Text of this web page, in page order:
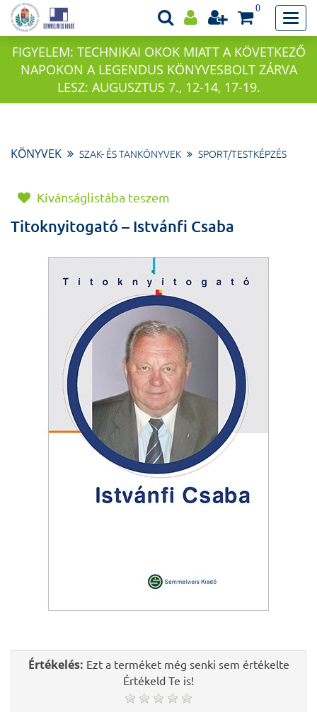
0
FIGYELEM: TECHNIKAI OKOK MIATT A KÖVETKEZŐ
NAPOKON A LEGENDUS KÖNYVESBOLT ZÁRVA
LESZ: AUGUSZTUS 7., 12-14, 17-19.
KÖNYVEK SZAK- ÉS TANKÖNYVEK SPORT/TESTKÉPZÉS
Kívánságlistába teszem
Titoknyitogató – Istvánfi Csaba
Értékelés: Ezt a terméket még senki sem értékelte
Értékeld Te is!